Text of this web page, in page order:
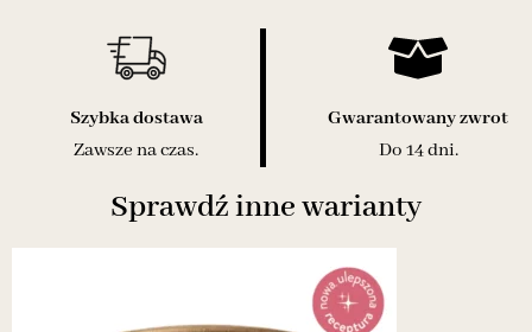
Szybka dostawa
Zawsze na czas.
Gwarantowany zwrot
Do 14 dni.
Sprawdź inne warianty